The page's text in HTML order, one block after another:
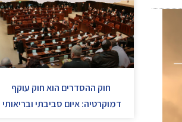
חוק ההסדרים הוא חוק עוקף
דמוקרטיה: איום סביבתי ובריאותי